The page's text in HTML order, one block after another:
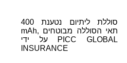
סוללת ליתיום נטענת 400
mAh, תאי הסוללה מבוטחים
על ידי PICC GLOBAL
INSURANCE